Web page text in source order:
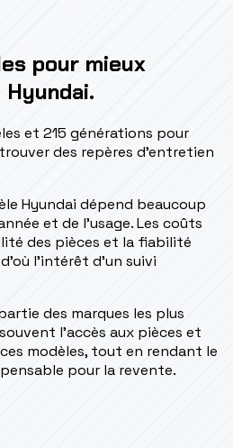
pour mieux
et 215 générations pour
des repères d'entretien
Hyundai dépend beaucoup
et de l'usage. Les coûts
des pièces et la fiabilité
l'intérêt d'un suivi
des marques les plus
l'accès aux pièces et
modèles, tout en rendant le
pour la revente.